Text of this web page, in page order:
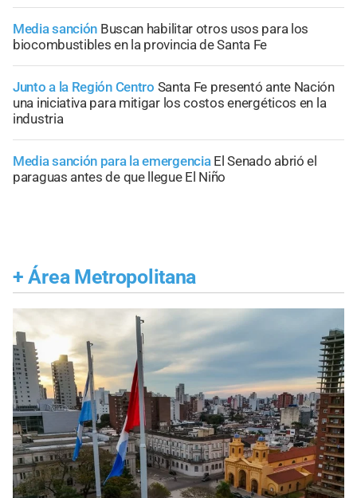
Media sanción Buscan habilitar otros usos para los
biocombustibles en la provincia de Santa Fe
Junto a la Región Centro Santa Fe presentó ante Nación
una iniciativa para mitigar los costos energéticos en la
industria
Media sanción para la emergencia El Senado abrió el
paraguas antes de que llegue El Niño
+ Área Metropolitana